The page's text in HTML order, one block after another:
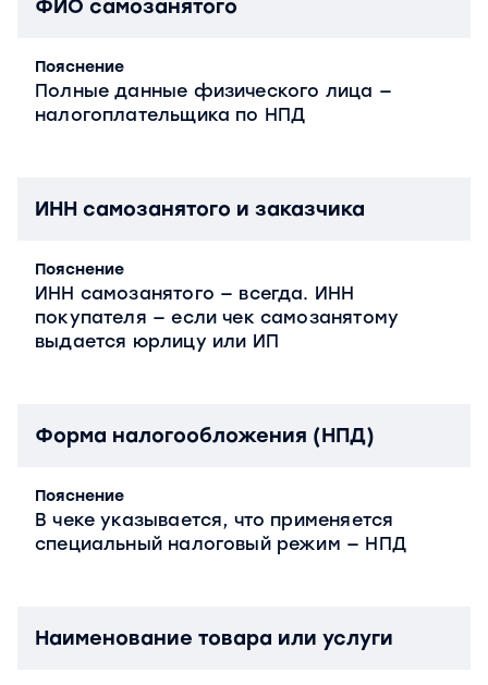
ФИО самозанятого
Пояснение
Полные данные физического лица —
налогоплательщика по НПД
ИНН самозанятого и заказчика
Пояснение
ИНН самозанятого — всегда. ИНН
покупателя — если чек самозанятому
выдается юрлицу или ИП
Форма налогообложения (НПД)
Пояснение
В чеке указывается, что применяется
специальный налоговый режим — НПД
Наименование товара или услуги